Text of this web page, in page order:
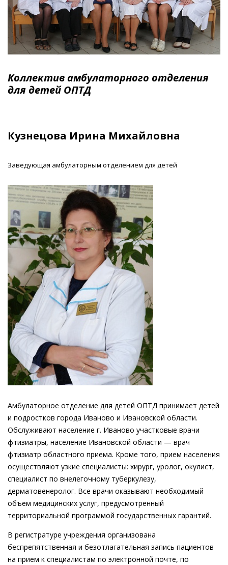
Коллектив амбулаторного отделения
для детей ОПТД
Кузнецова Ирина Михайловна
Заведующая амбулаторным отделением для детей
Амбулаторное отделение для детей ОПТД принимает детей
и подростков города Иваново и Ивановской области.
Обслуживают население г. Иваново участковые врачи
фтизиатры, население Ивановской области — врач
фтизиатр областного приема. Кроме того, прием населения
осуществляют узкие специалисты: хирург, уролог, окулист,
специалист по внелегочному туберкулезу,
дерматовенеролог. Все врачи оказывают необходимый
объем медицинских услуг, предусмотренный
территориальной программой государственных гарантий.
В регистратуре учреждения организована
беспрепятственная и безотлагательная запись пациентов
на прием к специалистам по электронной почте, по